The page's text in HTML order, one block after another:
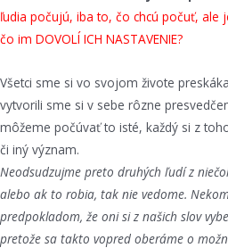
ľudia počujú, iba to, čo chcú počuť, ale
čo im DOVOLÍ ICH NASTAVENIE?
Všetci sme si vo svojom živote
vytvorili sme si v sebe rôzne
môžeme počúvať to isté, každý si z
či iný význam.
Neodsudzujme preto druhých ľudí z
alebo ak to robia, tak nie vedome.
predpokladom, že oni si z našich slov
pretože sa takto vopred oberáme o